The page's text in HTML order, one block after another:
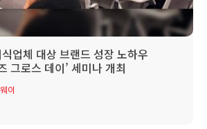
업체 대상 브랜드 성장 노하우
그로스 데이’ 세미나 개최
이